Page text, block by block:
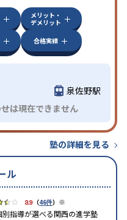
メリット・
デメリット
合格実績
泉佐野駅
は現在できません
塾の詳細を見る
ル
3.9 （46件） ※
指導が選べる関西の進学塾